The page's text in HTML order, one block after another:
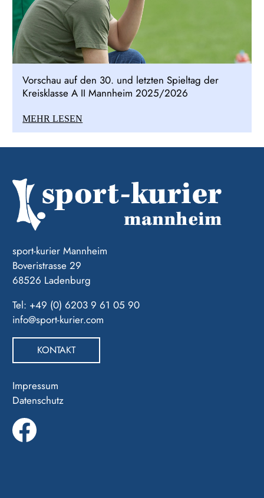
Vorschau auf den 30. und letzten Spieltag der
Kreisklasse A II Mannheim 2025/2026
MEHR LESEN
sport-kurier Mannheim
Boveristrasse 29
68526 Ladenburg
Tel: +49 (0) 6203 9 61 05 90
info@sport-kurier.com
KONTAKT
Impressum
Datenschutz